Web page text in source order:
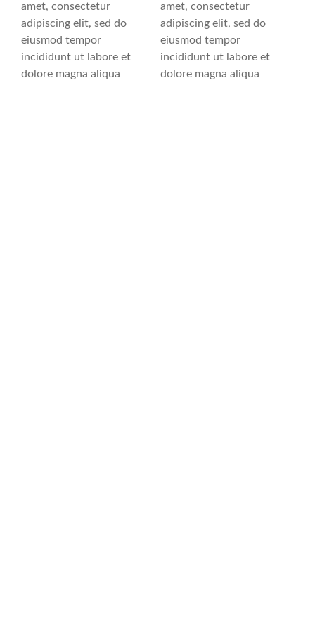
amet, consectetur
adipiscing elit, sed do
eiusmod tempor
incididunt ut labore et
dolore magna aliqua
amet, consectetur
adipiscing elit, sed do
eiusmod tempor
incididunt ut labore et
dolore magna aliqua